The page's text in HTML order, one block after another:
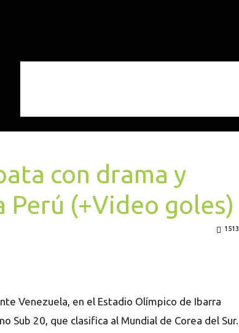
con drama y
Perú (+Video goles)
1513
Venezuela, en el Estadio Olímpico de Ibarra
Sub 20, que clasifica al Mundial de Corea del Sur.